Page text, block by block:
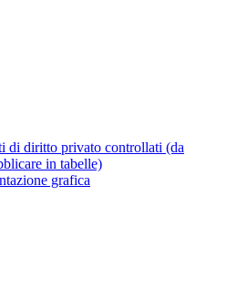
di diritto privato controllati (da
in tabelle)
grafica